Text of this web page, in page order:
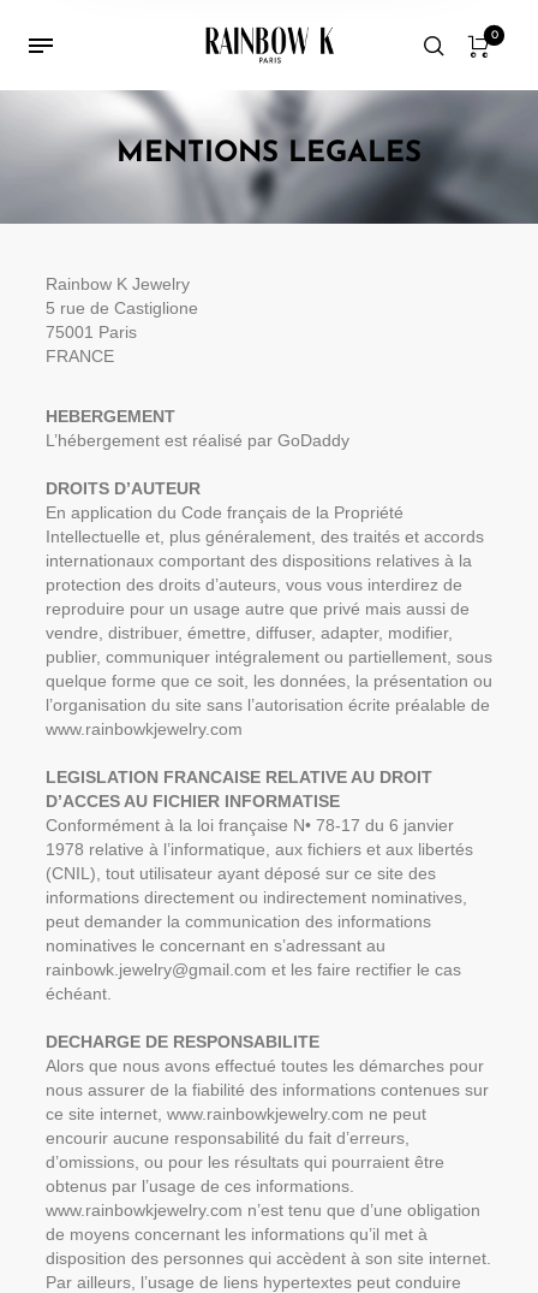
0
MENTIONS LEGALES
Rainbow K Jewelry
5 rue de Castiglione
75001 Paris
FRANCE
HEBERGEMENT
L’hébergement est réalisé par GoDaddy
DROITS D’AUTEUR
En application du Code français de la Propriété
Intellectuelle et, plus généralement, des traités et accords
internationaux comportant des dispositions relatives à la
protection des droits d’auteurs, vous vous interdirez de
reproduire pour un usage autre que privé mais aussi de
vendre, distribuer, émettre, diffuser, adapter, modifier,
publier, communiquer intégralement ou partiellement, sous
quelque forme que ce soit, les données, la présentation ou
l’organisation du site sans l’autorisation écrite préalable de
www.rainbowkjewelry.com
LEGISLATION FRANCAISE RELATIVE AU DROIT
D’ACCES AU FICHIER INFORMATISE
Conformément à la loi française N• 78-17 du 6 janvier
1978 relative à l’informatique, aux fichiers et aux libertés
(CNIL), tout utilisateur ayant déposé sur ce site des
informations directement ou indirectement nominatives,
peut demander la communication des informations
nominatives le concernant en s’adressant au
rainbowk.jewelry@gmail.com et les faire rectifier le cas
échéant.
DECHARGE DE RESPONSABILITE
Alors que nous avons effectué toutes les démarches pour
nous assurer de la fiabilité des informations contenues sur
ce site internet, www.rainbowkjewelry.com ne peut
encourir aucune responsabilité du fait d’erreurs,
d’omissions, ou pour les résultats qui pourraient être
obtenus par l’usage de ces informations.
www.rainbowkjewelry.com n’est tenu que d’une obligation
de moyens concernant les informations qu’il met à
disposition des personnes qui accèdent à son site internet.
Par ailleurs, l’usage de liens hypertextes peut conduire